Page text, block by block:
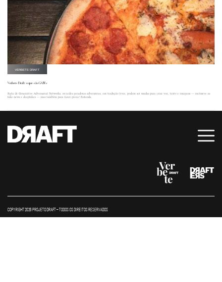
VERBETE DRAFT
Verbete Draft: o que são GANs
Sigla de Generative Adversarial Networks, ou redes geradoras adversárias, em tradução livre, podem ser usadas para criar voz, texto e imagens — inclusive as
fake news e deepfakes — mas também para fazer pizza! Entenda.
COPYRIGHT 2026 PROJETO DRAFT – TODOS OS DIREITOS RESERVADOS